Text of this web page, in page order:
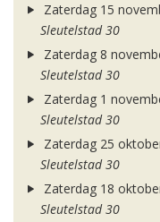
Zaterdag 15
Sleutelstad 30
Zaterdag 8
Sleutelstad 30
Zaterdag 1
Sleutelstad 30
Zaterdag 25
Sleutelstad 30
Zaterdag 18
Sleutelstad 30